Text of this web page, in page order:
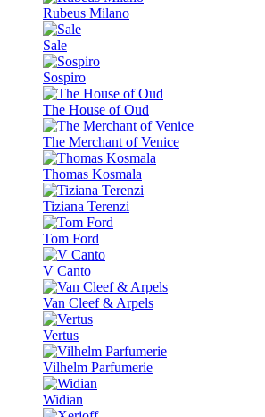
Rubeus Milano
Sale
Sospiro
The House of Oud
The Merchant of Venice
Thomas Kosmala
Tiziana Terenzi
Tom Ford
V Canto
Van Cleef & Arpels
Vertus
Vilhelm Parfumerie
Widian